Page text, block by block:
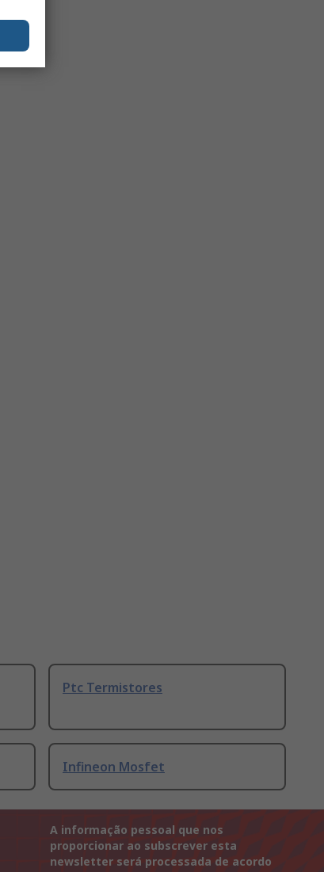
Ptc Termistores
Infineon Mosfet
A informação pessoal que nos
proporcionar ao subscrever esta
newsletter será processada de acordo